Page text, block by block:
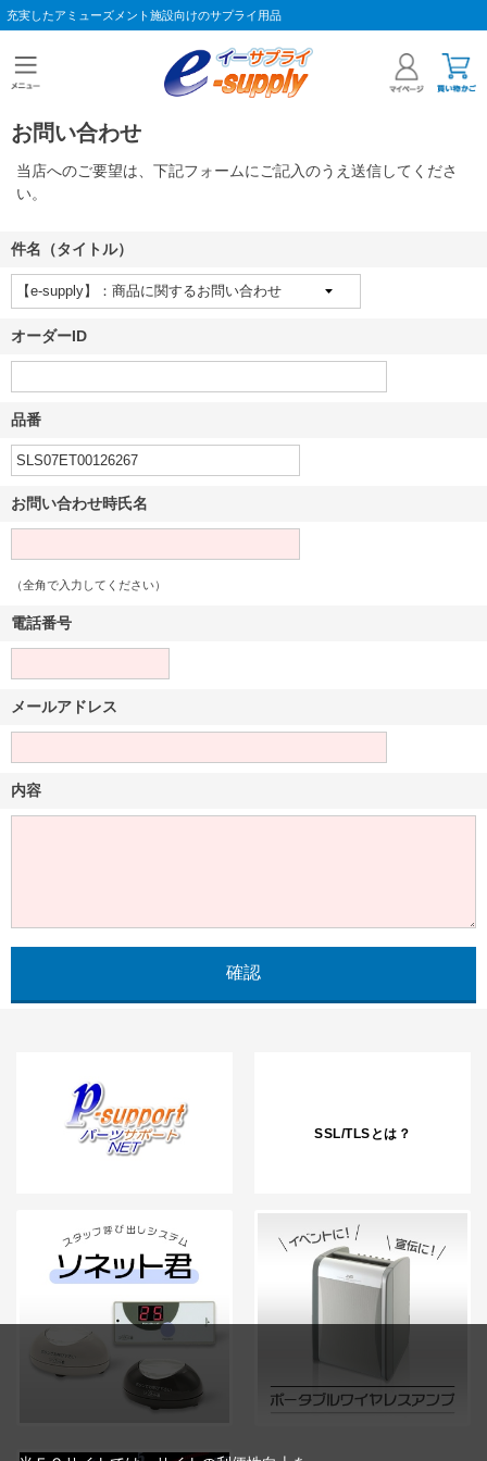
充実したアミューズメント施設向けのサプライ用品
お問い合わせ
当店へのご要望は、下記フォームにご記入のうえ送信してくださ
い。
件名（タイトル）
オーダーID
品番
お問い合わせ時氏名
（全角で入力してください）
電話番号
メールアドレス
内容
SSL/TLSとは？